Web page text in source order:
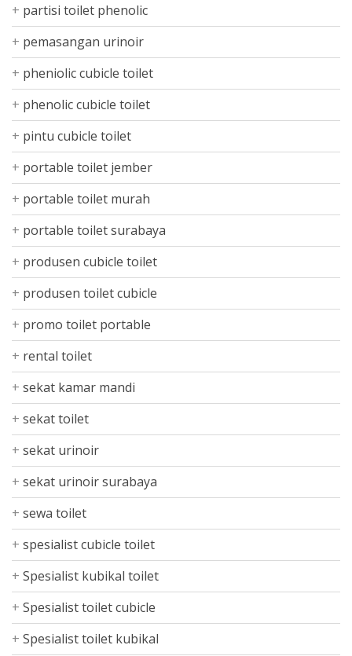
partisi toilet phenolic
pemasangan urinoir
pheniolic cubicle toilet
phenolic cubicle toilet
pintu cubicle toilet
portable toilet jember
portable toilet murah
portable toilet surabaya
produsen cubicle toilet
produsen toilet cubicle
promo toilet portable
rental toilet
sekat kamar mandi
sekat toilet
sekat urinoir
sekat urinoir surabaya
sewa toilet
spesialist cubicle toilet
Spesialist kubikal toilet
Spesialist toilet cubicle
Spesialist toilet kubikal